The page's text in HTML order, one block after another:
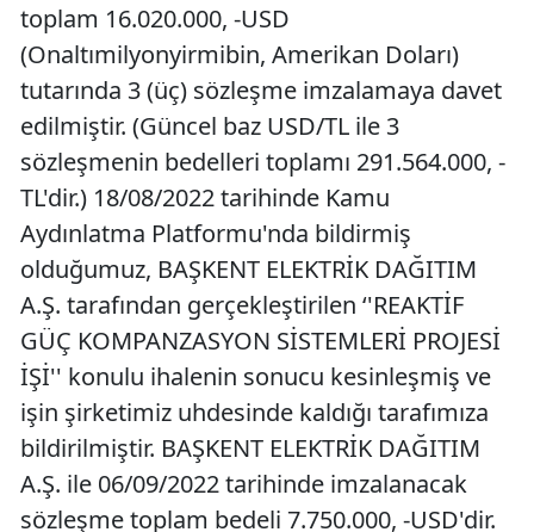
toplam 16.020.000, -USD
(Onaltımilyonyirmibin, Amerikan Doları)
tutarında 3 (üç) sözleşme imzalamaya davet
edilmiştir. (Güncel baz USD/TL ile 3
sözleşmenin bedelleri toplamı 291.564.000, -
TL'dir.) 18/08/2022 tarihinde Kamu
Aydınlatma Platformu'nda bildirmiş
olduğumuz, BAŞKENT ELEKTRİK DAĞITIM
A.Ş. tarafından gerçekleştirilen ‘'REAKTİF
GÜÇ KOMPANZASYON SİSTEMLERİ PROJESİ
İŞİ'' konulu ihalenin sonucu kesinleşmiş ve
işin şirketimiz uhdesinde kaldığı tarafımıza
bildirilmiştir. BAŞKENT ELEKTRİK DAĞITIM
A.Ş. ile 06/09/2022 tarihinde imzalanacak
sözleşme toplam bedeli 7.750.000, -USD'dir.